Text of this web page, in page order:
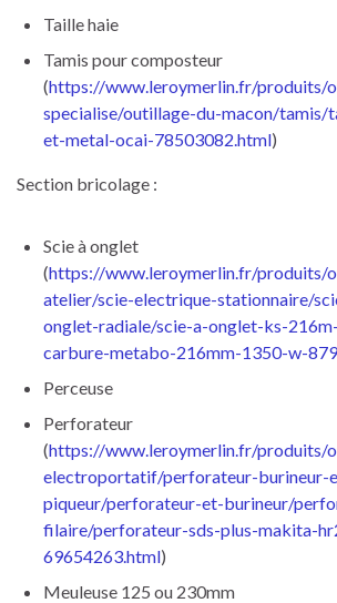
Taille haie
Tamis pour composteur
(https://www.leroymerlin.fr/produits/
specialise/outillage-du-macon/tamis/
et-metal-ocai-78503082.html)
Section bricolage :
Scie à onglet
(https://www.leroymerlin.fr/produits/
atelier/scie-electrique-stationnaire/
onglet-radiale/scie-a-onglet-ks-
carbure-metabo-216mm-1350-w-
Perceuse
Perforateur
(https://www.leroymerlin.fr/produits/
electroportatif/perforateur-burineur-
piqueur/perforateur-et-burineur/
filaire/perforateur-sds-plus-makita-
69654263.html)
Meuleuse 125 ou 230mm